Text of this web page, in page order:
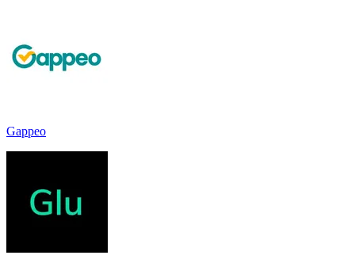
Gappeo